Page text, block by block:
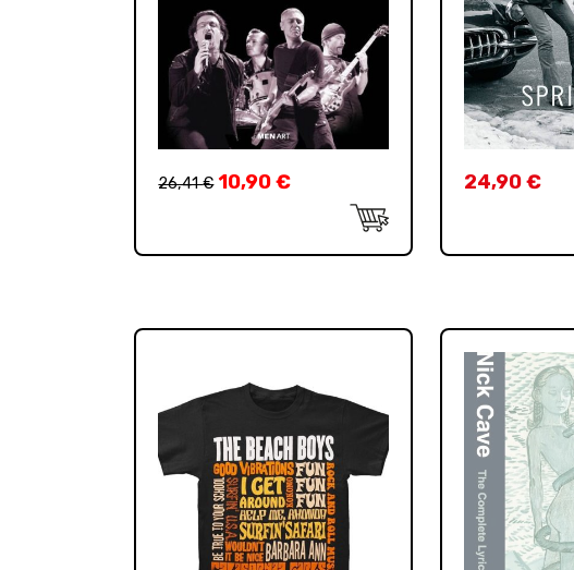
26,41€ 10,90€ 24,90€